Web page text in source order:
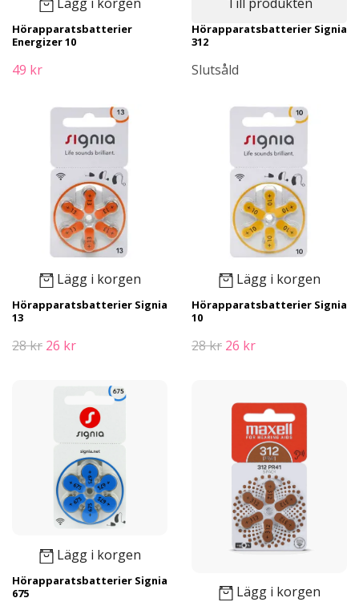
Hörapparatsbatterier
Energizer 10
49 kr
Hörapparatsbatterier Signia
312
Slutsåld
Lägg i korgen
Hörapparatsbatterier Signia
13
28 kr 26 kr
Lägg i korgen
Hörapparatsbatterier Signia
10
28 kr 26 kr
Lägg i korgen
Hörapparatsbatterier Signia
675
Lägg i korgen